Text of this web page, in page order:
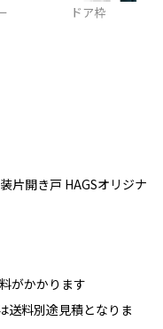
ドア枠
片開き戸 HAGSオリジナ
がかかります
送料別途見積となりま